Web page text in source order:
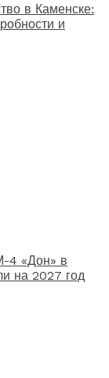
в Каменске:
и
4 «Дон» в
на 2027 год